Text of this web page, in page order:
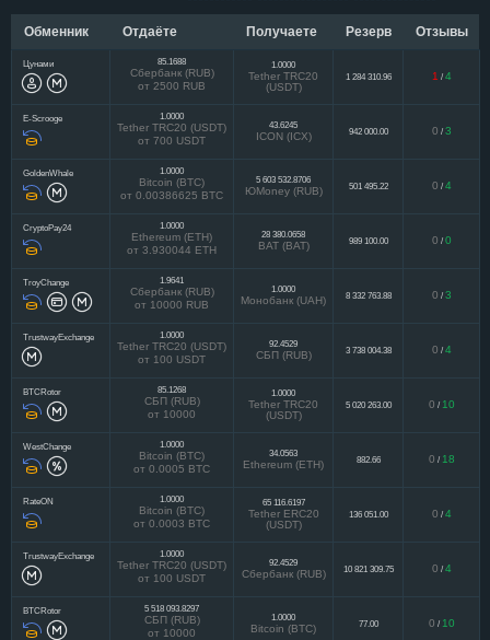
Обменник Отдаёте Получаете Резерв Отзывы
Цунами 85.1688
Сбербанк (RUB)
от 2500 RUB
1.0000
Tether TRC20
(USDT)
1 284 310.96 1 / 4
E-Scrooge 1.0000
Tether TRC20 (USDT)
от 700 USDT
43.6245
ICON (ICX) 942 000.00 0 / 3
GoldenWhale 1.0000
Bitcoin (BTC)
от 0.00386625 BTC
5 603 532.8706
ЮMoney (RUB) 501 495.22 0 / 4
CryptoPay24 1.0000
Ethereum (ETH)
от 3.930044 ETH
28 380.0658
BAT (BAT) 989 100.00 0 / 0
TroyChange 1.9641
Сбербанк (RUB)
от 10000 RUB
1.0000
Монобанк (UAH) 8 332 763.88 0 / 3
TrustwayExchange 1.0000
Tether TRC20 (USDT)
от 100 USDT
92.4529
СБП (RUB) 3 738 004.38 0 / 4
BTCRotor 85.1268
СБП (RUB)
от 10000
1.0000
Tether TRC20
(USDT)
5 020 263.00 0 / 10
WestChange 1.0000
Bitcoin (BTC)
от 0.0005 BTC
34.0563
Ethereum (ETH) 882.66 0 / 18
RateON 1.0000
Bitcoin (BTC)
от 0.0003 BTC
65 116.6197
Tether ERC20
(USDT)
136 051.00 0 / 4
TrustwayExchange 1.0000
Tether TRC20 (USDT)
от 100 USDT
92.4529
Сбербанк (RUB) 10 821 309.75 0 / 4
BTCRotor 5 518 093.8297
СБП (RUB)
от 10000
1.0000
Bitcoin (BTC) 77.00 0 / 10